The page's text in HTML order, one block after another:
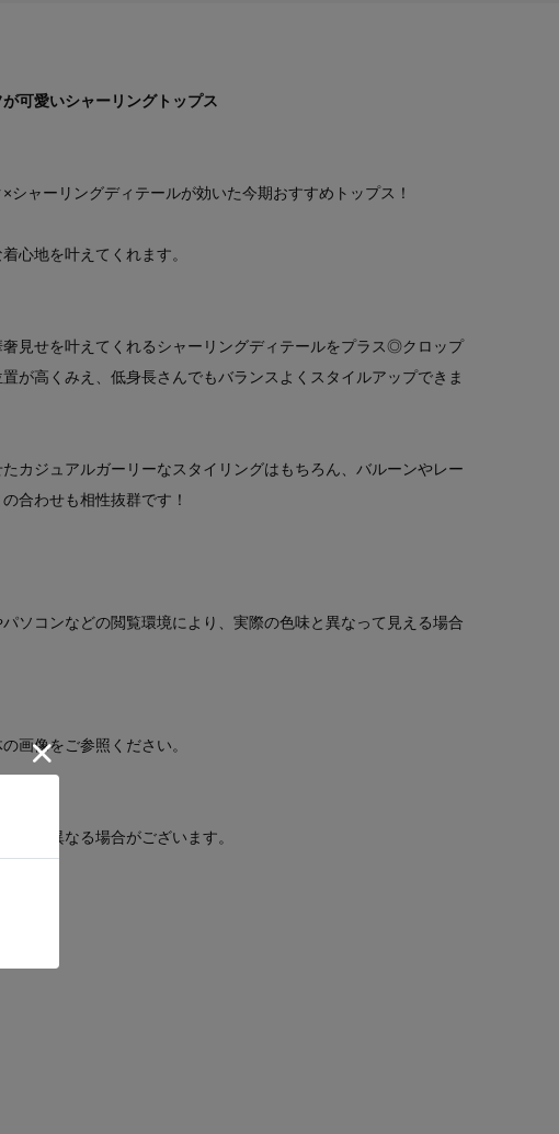
可愛いシャーリングトップス
シャーリングディテールが効いた今期おすすめトップス！
心地を叶えてくれます。
見せを叶えてくれるシャーリングディテールをプラス◎クロップ
が高くみえ、低身長さんでもバランスよくスタイルアップできま
カジュアルガーリーなスタイリングはもちろん、バルーンやレー
合わせも相性抜群です！
ソコンなどの閲覧環境により、実際の色味と異なって見える場合
画像をご参照ください。
若干異なる場合がございます。